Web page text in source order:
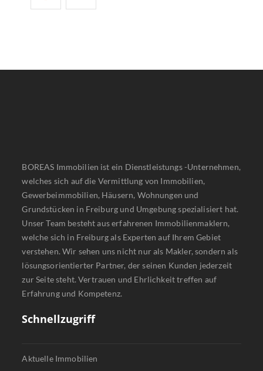
BOREAS Immobilien ist ein Dienstleistungs -Unternehmen,
welches sich auf die Vermittlung von Immobilien,
Gewerbeimmobilien, Häusern, Wohnungen und
Grundstücken in Freiburg und Umgebung spezialisiert hat.
Unser Team besteht aus erfahrenen Immobilienmaklern,
welche sich in Freiburg als Experten auf Ihrem Gebiet
verstehen. Wir sehen uns nicht nur als Makler, sondern als
lösungsorientierter Partner, der seinen Kunden jederzeit
zur Seite steht. Vertrauen und Ehrlichkeit treffen auf
Erfahrung und Kompetenz.
Schnellzugriff
Aktuelle Immobilien